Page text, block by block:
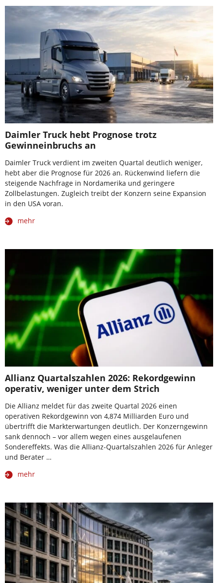
Daimler Truck hebt Prognose trotz
Gewinneinbruchs an
Daimler Truck verdient im zweiten Quartal deutlich weniger,
hebt aber die Prognose für 2026 an. Rückenwind liefern die
steigende Nachfrage in Nordamerika und geringere
Zollbelastungen. Zugleich treibt der Konzern seine Expansion
in den USA voran.
mehr
Allianz Quartalszahlen 2026: Rekordgewinn
operativ, weniger unter dem Strich
Die Allianz meldet für das zweite Quartal 2026 einen
operativen Rekordgewinn von 4,874 Milliarden Euro und
übertrifft die Markterwartungen deutlich. Der Konzerngewinn
sank dennoch – vor allem wegen eines ausgelaufenen
Sondereffekts. Was die Allianz-Quartalszahlen 2026 für Anleger
und Berater …
mehr